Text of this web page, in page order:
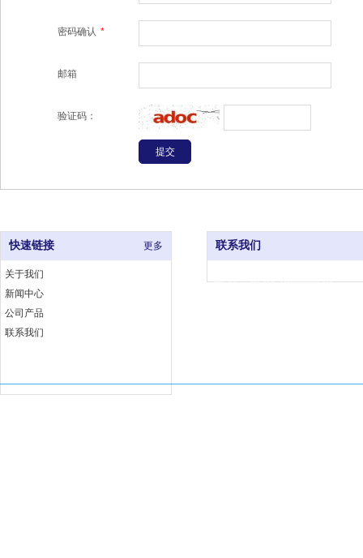
密码确认 *
邮箱
验证码：
快速链接 更多
关于我们
新闻中心
公司产品
联系我们
联系我们
电 话：0591-83333376